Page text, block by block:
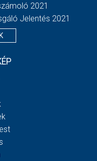
2021
Jelentés 2021